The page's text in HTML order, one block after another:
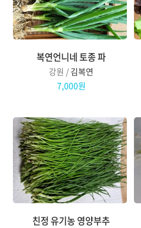
복연언니네 토종 파
강원 / 김복연
7,000원
친정 유기농 영양부추